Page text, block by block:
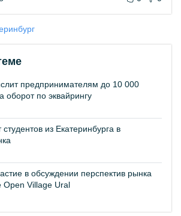
предпринимателям до 10 000
оборот по эквайрингу
из Екатеринбурга в
в обсуждении перспектив рынка
Village Ural